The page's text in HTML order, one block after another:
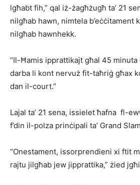
lgħabt fih,” qal iż-żagħżugħ ta’ 21
nilgħab hawn, nimtela b’eċċitament
nilgħab hawnhekk.
“Il-Ħamis ipprattikajt għal 45
darba li kont nervuż fit-taħriġ għax
dan il-court.”
Lajal ta’ 21 sena, issielet ħafna fl-
f’din il-polza prinċipali ta’ Grand
“Onestament, issorprendieni xi ftit
rajtu jilgħab jew jipprattika,” żied